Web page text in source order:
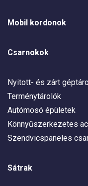
Mobil kordonok
Csarnokok
Nyitott- és zárt
Terménytárolók
Autómosó épületek
Könnyűszerkezetes
Szendvicspaneles
Sátrak